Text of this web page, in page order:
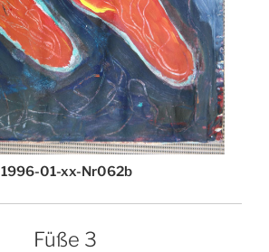
1996-01-xx-Nr062b
Füße 3